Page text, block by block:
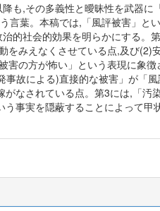
も,その多義性と曖昧性を武器に
言葉。本稿では,「風評被害」と
的社会的効果を明らかにする。
みえなくさせている点,及び(2)
の方が怖い」という表現に象
故による)直接的な被害」が「
なされている点。第3には,「汚
事実を隠蔽することによって甲